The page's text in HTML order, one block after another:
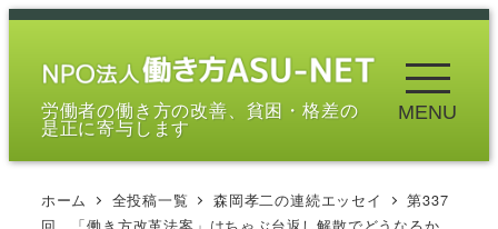
メ
労働者の働き方の改善、貧困・格差の
是正に寄与します
MENU
ホーム 全投稿一覧 森岡孝二の連続エッセイ
第337